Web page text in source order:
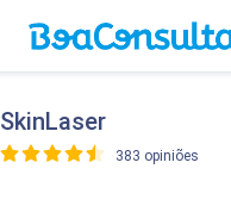
SkinLaser
383 opiniões